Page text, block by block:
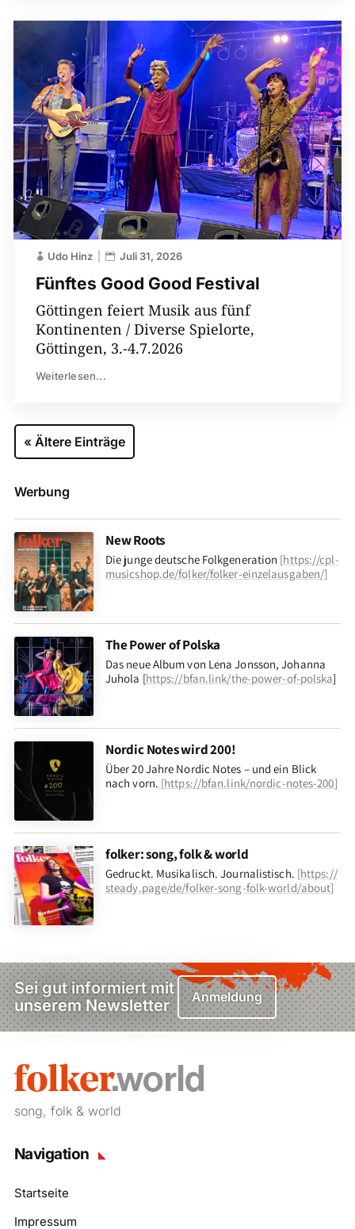
Fünftes Good Good Festival
Udo Hinz Juli 31, 2026
Göttingen feiert Musik aus fünf
Kontinenten / Diverse Spielorte,
Göttingen, 3.-4.7.2026
Weiterlesen...
« Ältere Einträge
Werbung
New Roots
Die junge deutsche Folkgeneration [https://cpl-
musicshop.de/folker/folker-einzelausgaben/]
The Power of Polska
Das neue Album von Lena Jonsson, Johanna
Juhola [https://bfan.link/the-power-of-polska]
Nordic Notes wird 200!
Über 20 Jahre Nordic Notes – und ein Blick
nach vorn. [https://bfan.link/nordic-notes-200]
folker: song, folk & world
Gedruckt. Musikalisch. Journalistisch. [https://
steady.page/de/folker-song-folk-world/about]
Sei gut informiert mit
unserem Newsletter
Anmeldung
song, folk & world
Navigation
Startseite
Impressum